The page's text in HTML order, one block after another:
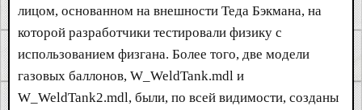
лицом, основанном на внешности Теда Бэкмана, на
которой разработчики тестировали физику с
использованием физгана. Более того, две модели
газовых баллонов, W_WeldTank.mdl и
W_WeldTank2.mdl, были, по всей видимости, созданы